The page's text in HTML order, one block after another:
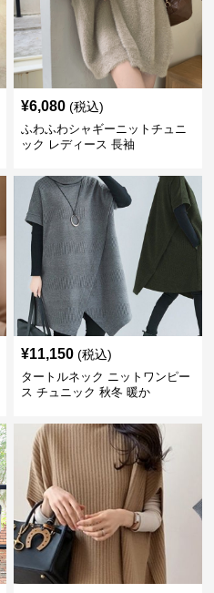
¥6,080 (税込)
ふわふわシャギーニットチュニ
ック レディース 長袖
¥11,150 (税込)
タートルネック ニットワンピー
ス チュニック 秋冬 暖か